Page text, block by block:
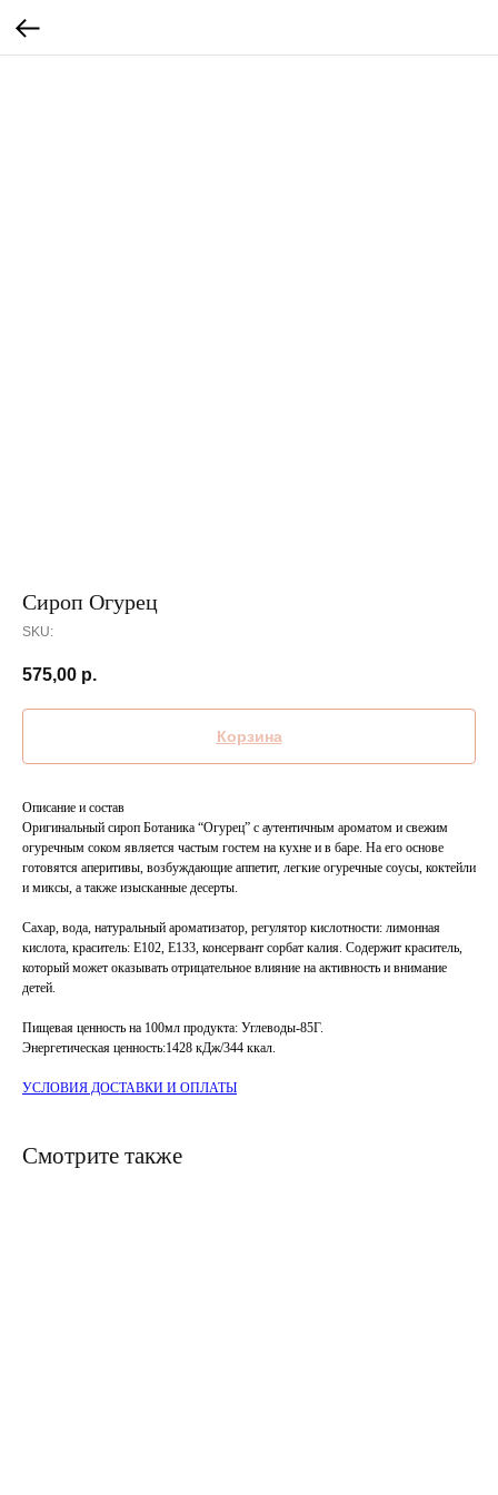
Сироп Огурец
SKU:
575,00 р.
Корзина
Описание и состав
Оригинальный сироп Ботаника “Огурец” с аутентичным ароматом и свежим
огуречным соком является частым гостем на кухне и в баре. На его основе
готовятся аперитивы, возбуждающие аппетит, легкие огуречные соусы, коктейли
и миксы, а также изысканные десерты.
Сахар, вода, натуральный ароматизатор, регулятор кислотности: лимонная
кислота, краситель: Е102, Е133, консервант сорбат калия. Содержит краситель,
который может оказывать отрицательное влияние на активность и внимание
детей.
Пищевая ценность на 100мл продукта: Углеводы-85Г.
Энергетическая ценность:1428 кДж/344 ккал.
УСЛОВИЯ ДОСТАВКИ И ОПЛАТЫ
Смотрите также